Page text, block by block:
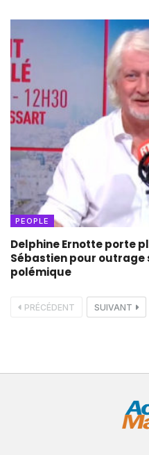
PEOPLE
Delphine Ernotte porte
Sébastien pour outrage
polémique
PRÉCÉDENT SUIVANT